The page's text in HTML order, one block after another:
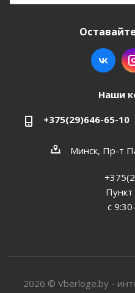
Наши
+375(29)646-65-10
Минск, Пр-т
Пункт
с
2026 © Vberloge.by -